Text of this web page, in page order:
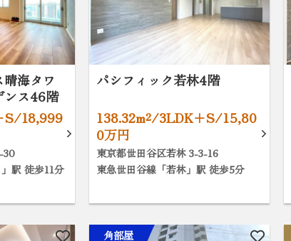
海タワ
ンス46階
18,999
30
駅 徒歩11分
パシフィック若林4階
138.32m²/3LDK+S/15,80
0万円
東京都世田谷区若林 3-3-16
東急世田谷線「若林」駅 徒歩5分
角部屋